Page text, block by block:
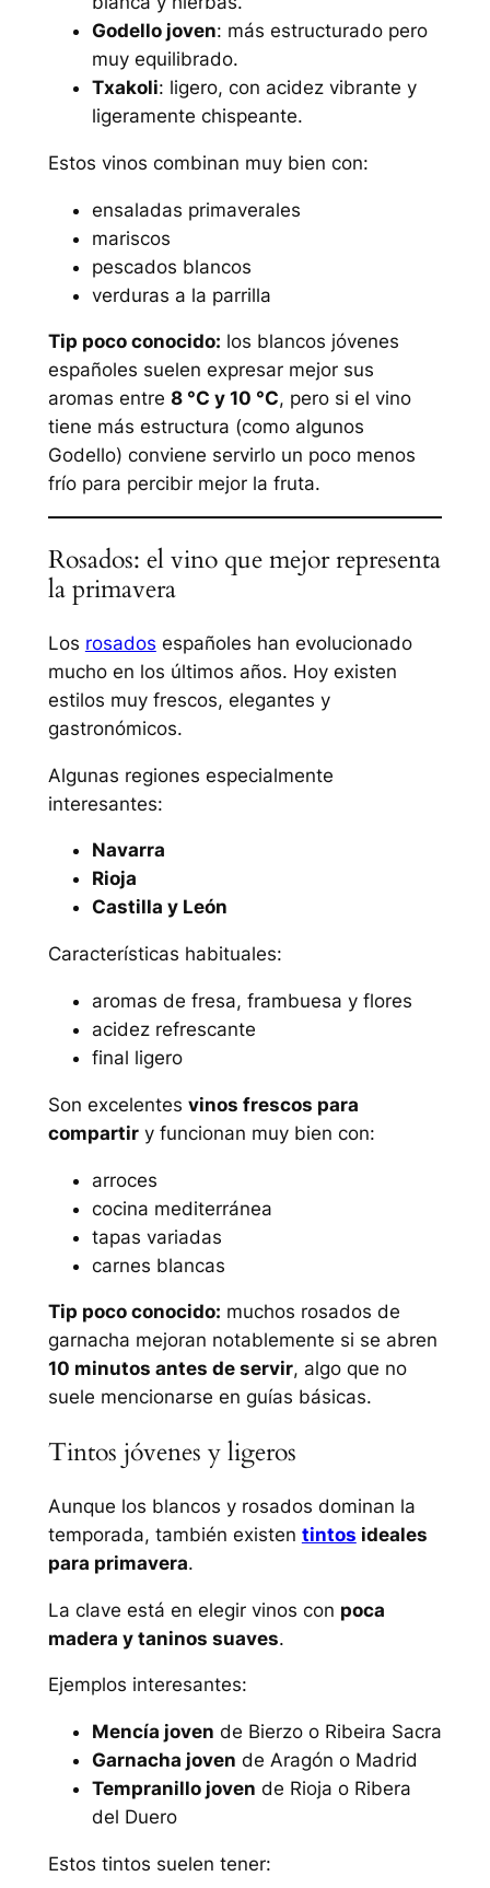
Godello joven: más estructurado pero
muy equilibrado.
Txakoli: ligero, con acidez vibrante y
ligeramente chispeante.
Estos vinos combinan muy bien con:
ensaladas primaverales
mariscos
pescados blancos
verduras a la parrilla
Tip poco conocido: los blancos jóvenes
españoles suelen expresar mejor sus
aromas entre 8 °C y 10 °C, pero si el vino
tiene más estructura (como algunos
Godello) conviene servirlo un poco menos
frío para percibir mejor la fruta.
Rosados: el vino que mejor representa
la primavera
Los rosados españoles han evolucionado
mucho en los últimos años. Hoy existen
estilos muy frescos, elegantes y
gastronómicos.
Algunas regiones especialmente
interesantes:
Navarra
Rioja
Castilla y León
Características habituales:
aromas de fresa, frambuesa y flores
acidez refrescante
final ligero
Son excelentes vinos frescos para
compartiry funcionan muy bien con:
arroces
cocina mediterránea
tapas variadas
carnes blancas
Tip poco conocido: muchos rosados de
garnacha mejoran notablemente si se abren
10 minutos antes de servir, algo que no
suele mencionarse en guías básicas.
Tintos jóvenes y ligeros
Aunque los blancos y rosados dominan la
temporada, también existen tintos ideales
para primavera.
La clave está en elegir vinos con poca
madera y taninos suaves.
Ejemplos interesantes:
Mencía joven de Bierzo o Ribeira Sacra
Garnacha joven de Aragón o Madrid
Tempranillo joven de Rioja o Ribera
del Duero
Estos tintos suelen tener: